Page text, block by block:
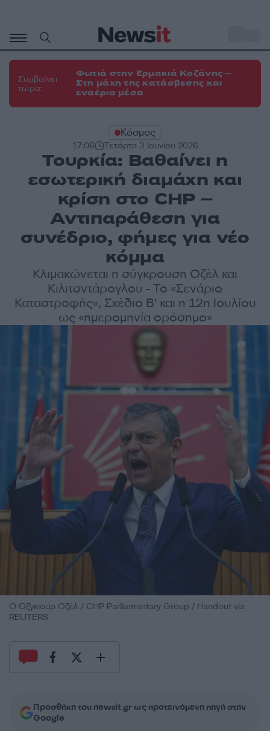
περιεχόμενο
Συμβαίνει
τώρα:
Φωτιά στην Ερμακιά Κοζάνης –
Στη μάχη της κατάσβεσης και
εναέρια μέσα
Κόσμος
17:06 Τετάρτη 3 Ιουνίου 2026
Τουρκία: Βαθαίνει η
εσωτερική διαμάχη και
κρίση στο CHP –
Αντιπαράθεση για
συνέδριο, φήμες για νέο
κόμμα
Κλιμακώνεται η σύγκρουση Οζέλ και
Κιλιτσντάρογλου - Το «Σενάριο
Καταστροφής», Σχέδιο Β' και η 12η Ιουλίου
ως «ημερομηνία ορόσημο»
Ο Οζγκιούρ Οζέλ / CHP Parliamentary Group / Handout via
REUTERS
Προσθήκη του newsit.gr ως προτεινόμενη πηγή στην
Google